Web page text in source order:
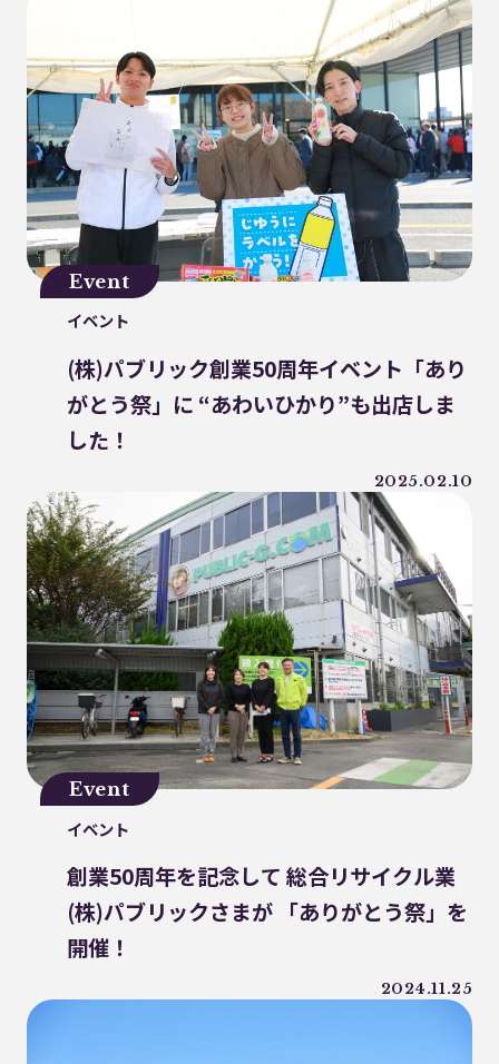
里山
お寺
廃棄物固形燃料
汚染産業
パーソナルカラー
紙ストロー
J-クレジット
半農半X
かがわプラスチックスマート大賞
循環
ゼロウェイスト
環境汚染
繊維・アパレル産業
美波町
ランニング
JAL
野球
クリーンオーシャンアンサンブル
ゼロ・ウェイスト
耕作放棄地
リサイクル
LCA
鎌倉
古着
ごみ処理
産卵数
ファッションロス
リデュース
MOFU-DX
アマモ
徳島インディゴソックス
グリーンピース
海洋ごみ問題
チャイナプラス
産廃
レクザムボールパーク丸亀
OPP
食料自給率
固形燃料
アライドコーヒー
持続可能
グリーンプリンティング
チャック付き袋
レジ袋
アーキペラゴ
蚤の市
ワンピースパウチ
PHA生成
イオン
日和佐
ケミカルリサイクル
痛風鍋
Event
イベント
(株)パブリック創業50周年イベント「あり
がとう祭」に “あわいひかり”も出店しま
した！
2025.02.10
Event
イベント
創業50周年を記念して 総合リサイクル業
(株)パブリックさまが 「ありがとう祭」を
開催！
2024.11.25